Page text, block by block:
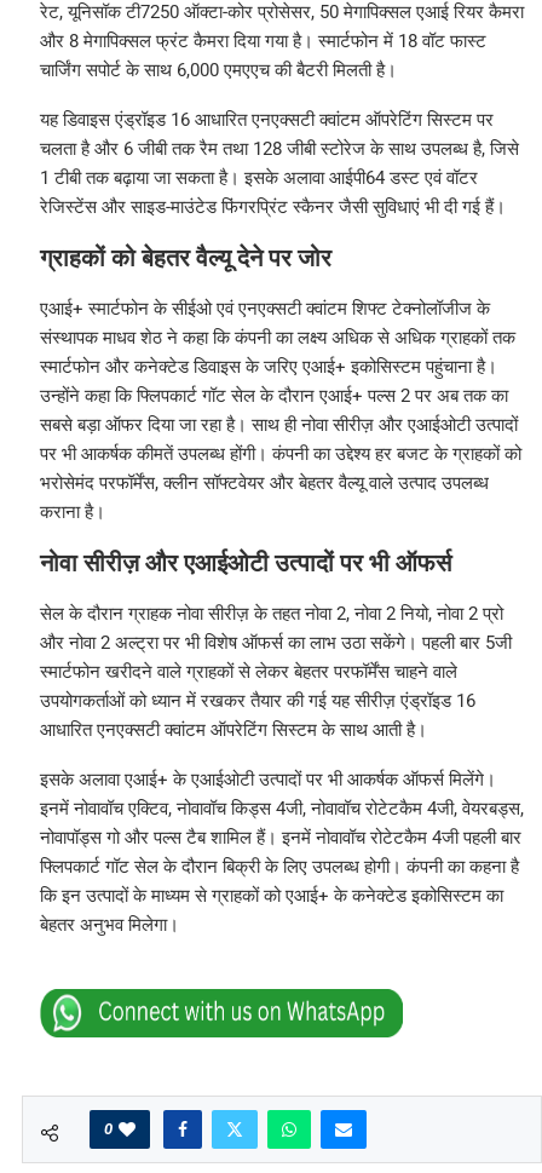
रेट, यूनिसॉक टी7250 ऑक्टा-कोर प्रोसेसर, 50 मेगापिक्सल एआई रियर कैमरा
और 8 मेगापिक्सल फ्रंट कैमरा दिया गया है। स्मार्टफोन में 18 वॉट फास्ट
चार्जिंग सपोर्ट के साथ 6,000 एमएएच की बैटरी मिलती है।
यह डिवाइस एंड्रॉइड 16 आधारित एनएक्सटी क्वांटम ऑपरेटिंग सिस्टम पर
चलता है और 6 जीबी तक रैम तथा 128 जीबी स्टोरेज के साथ उपलब्ध है, जिसे
1 टीबी तक बढ़ाया जा सकता है। इसके अलावा आईपी64 डस्ट एवं वॉटर
रेजिस्टेंस और साइड-माउंटेड फिंगरप्रिंट स्कैनर जैसी सुविधाएं भी दी गई हैं।
ग्राहकों को बेहतर वैल्यू देने पर जोर
एआई+ स्मार्टफोन के सीईओ एवं एनएक्सटी क्वांटम शिफ्ट टेक्नोलॉजीज के
संस्थापक माधव शेठ ने कहा कि कंपनी का लक्ष्य अधिक से अधिक ग्राहकों तक
स्मार्टफोन और कनेक्टेड डिवाइस के जरिए एआई+ इकोसिस्टम पहुंचाना है।
उन्होंने कहा कि फ्लिपकार्ट गॉट सेल के दौरान एआई+ पल्स 2 पर अब तक का
सबसे बड़ा ऑफर दिया जा रहा है। साथ ही नोवा सीरीज़ और एआईओटी उत्पादों
पर भी आकर्षक कीमतें उपलब्ध होंगी। कंपनी का उद्देश्य हर बजट के ग्राहकों को
भरोसेमंद परफॉर्मेंस, क्लीन सॉफ्टवेयर और बेहतर वैल्यू वाले उत्पाद उपलब्ध
कराना है।
नोवा सीरीज़ और एआईओटी उत्पादों पर भी ऑफर्स
सेल के दौरान ग्राहक नोवा सीरीज़ के तहत नोवा 2, नोवा 2 नियो, नोवा 2 प्रो
और नोवा 2 अल्ट्रा पर भी विशेष ऑफर्स का लाभ उठा सकेंगे। पहली बार 5जी
स्मार्टफोन खरीदने वाले ग्राहकों से लेकर बेहतर परफॉर्मेंस चाहने वाले
उपयोगकर्ताओं को ध्यान में रखकर तैयार की गई यह सीरीज़ एंड्रॉइड 16
आधारित एनएक्सटी क्वांटम ऑपरेटिंग सिस्टम के साथ आती है।
इसके अलावा एआई+ के एआईओटी उत्पादों पर भी आकर्षक ऑफर्स मिलेंगे।
इनमें नोवावॉच एक्टिव, नोवावॉच किड्स 4जी, नोवावॉच रोटेटकैम 4जी, वेयरबड्स,
नोवापॉड्स गो और पल्स टैब शामिल हैं। इनमें नोवावॉच रोटेटकैम 4जी पहली बार
फ्लिपकार्ट गॉट सेल के दौरान बिक्री के लिए उपलब्ध होगी। कंपनी का कहना है
कि इन उत्पादों के माध्यम से ग्राहकों को एआई+ के कनेक्टेड इकोसिस्टम का
बेहतर अनुभव मिलेगा।
0